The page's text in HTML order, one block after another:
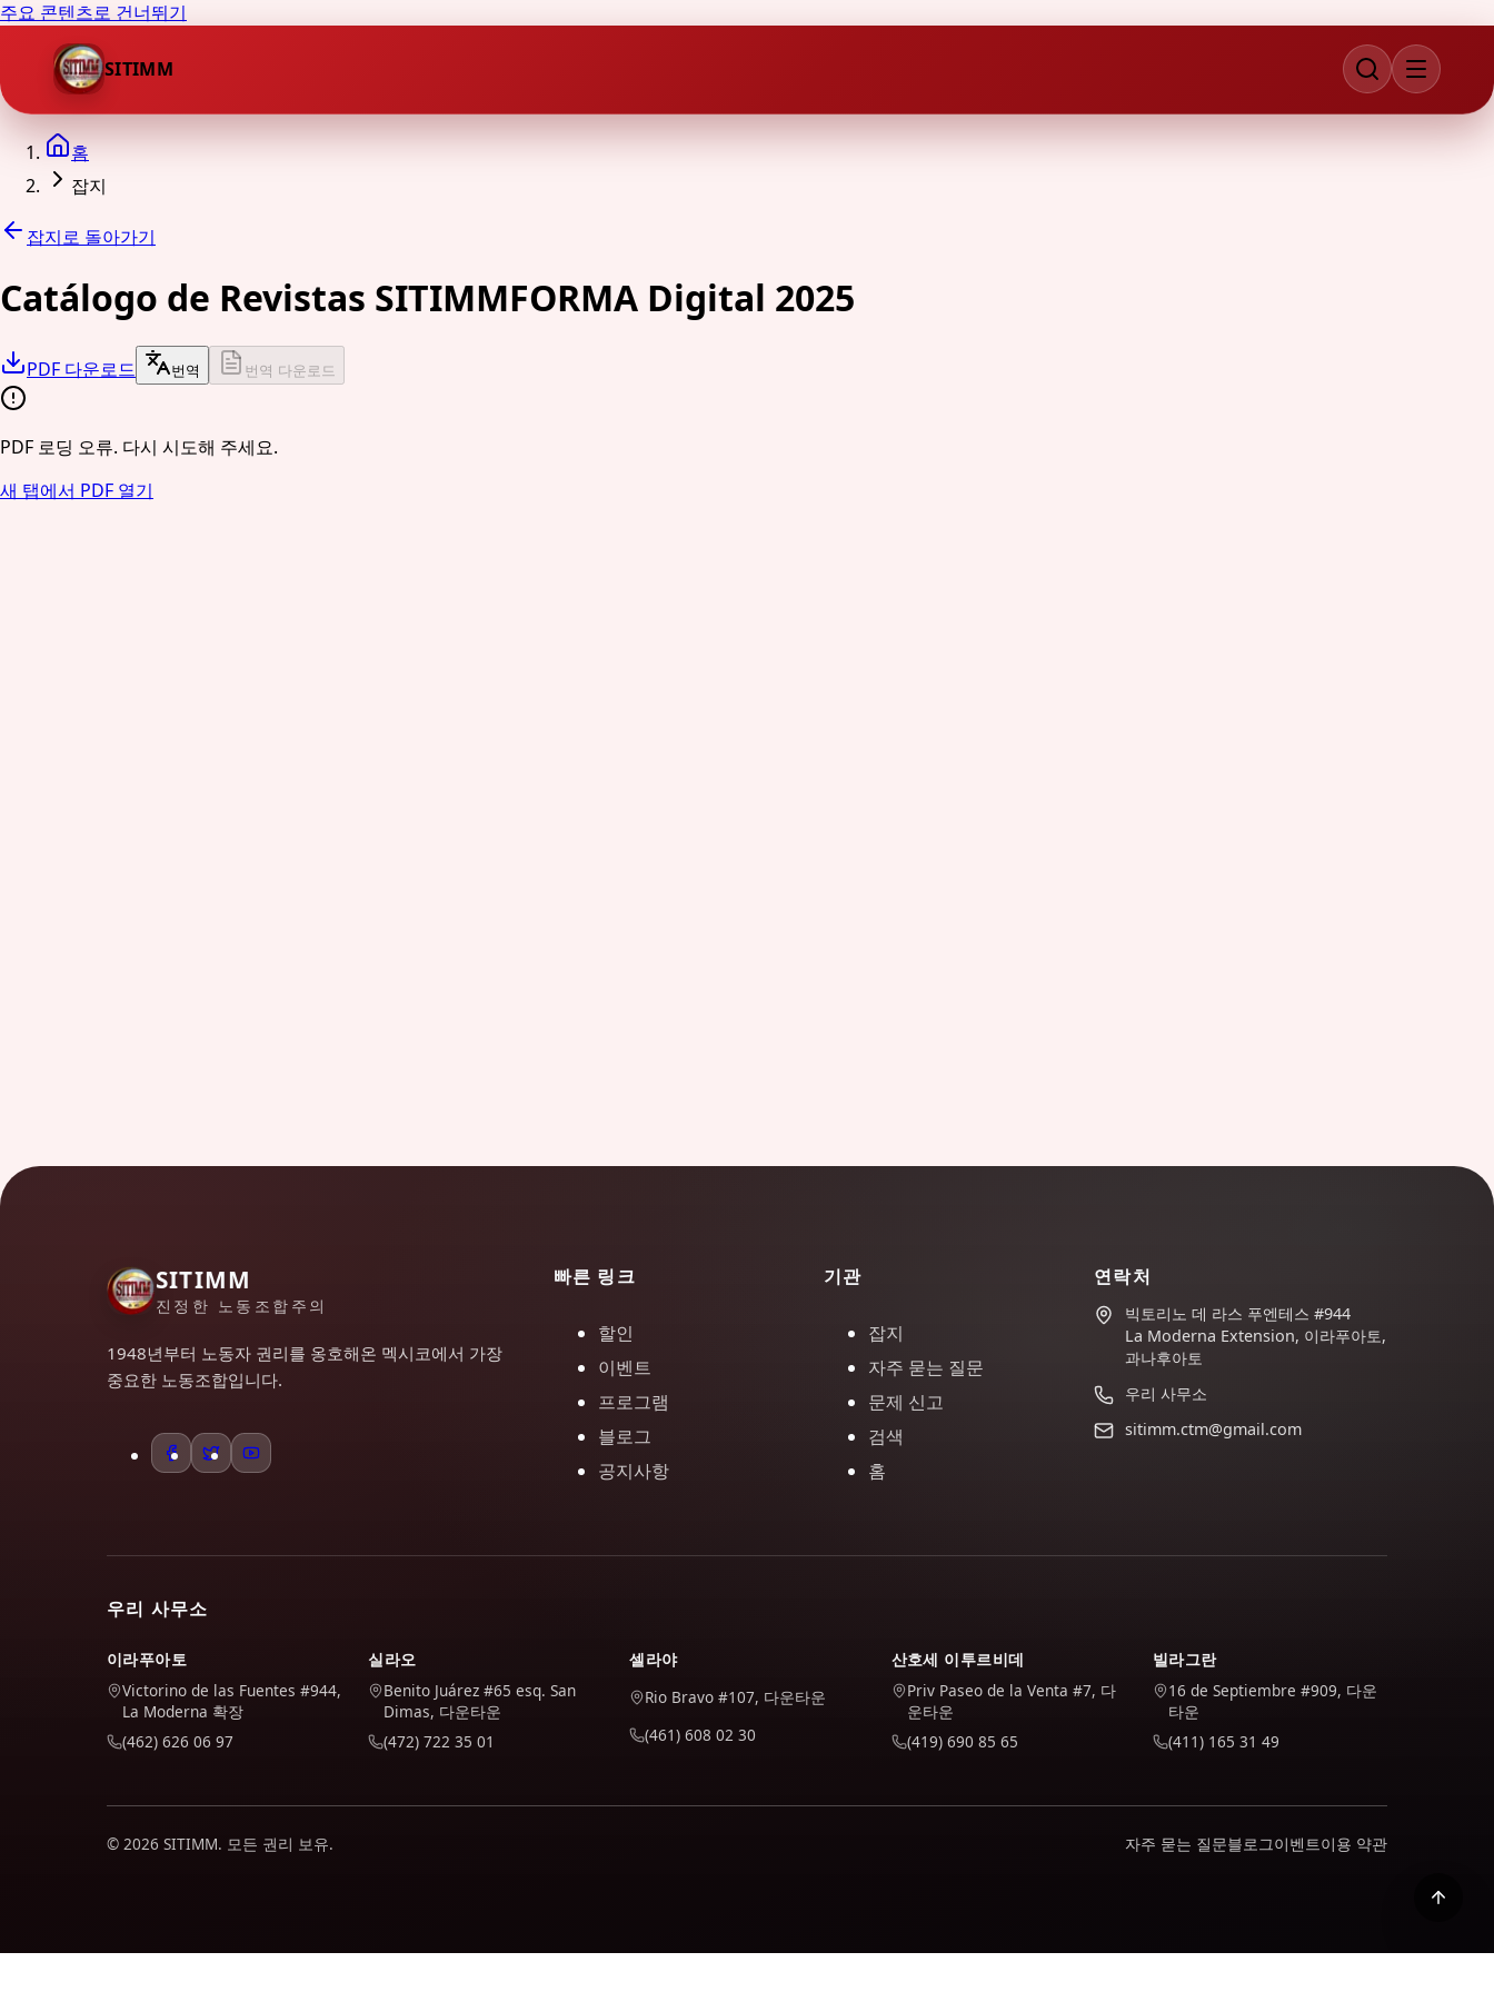
주요 콘텐츠로 건너뛰기
SITIMM
홈
잡지
잡지로 돌아가기
Catálogo de Revistas SITIMMFORMA Digital 2025
PDF 다운로드 번역 번역 다운로드
PDF 로딩 오류. 다시 시도해 주세요.
새 탭에서 PDF 열기
SITIMM
진정한 노동조합주의
1948년부터 노동자 권리를 옹호해온 멕시코에서 가장
중요한 노동조합입니다.
빠른 링크
할인
이벤트
프로그램
블로그
공지사항
기관
잡지
자주 묻는 질문
문제 신고
검색
홈
연락처
빅토리노 데 라스 푸엔테스 #944
La Moderna Extension, 이라푸아토,
과나후아토
우리 사무소
sitimm.ctm@gmail.com
우리 사무소
이라푸아토
Victorino de las Fuentes #944,
La Moderna 확장
(462) 626 06 97
실라오
Benito Juárez #65 esq. San
Dimas, 다운타운
(472) 722 35 01
셀라야
Rio Bravo #107, 다운타운
(461) 608 02 30
산호세 이투르비데
Priv Paseo de la Venta #7, 다
운타운
(419) 690 85 65
빌라그란
16 de Septiembre #909, 다운
타운
(411) 165 31 49
© 2026 SITIMM. 모든 권리 보유. 자주 묻는 질문블로그이벤트이용 약관